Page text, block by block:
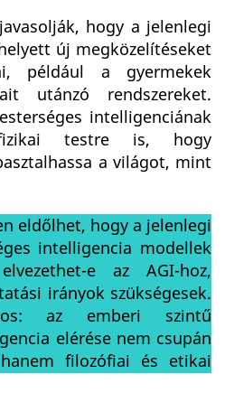
hogy a jelenlegi
új megközelítéseket
például a gyermekek
utánzó rendszereket.
intelligenciának
testre is, hogy
a világot, mint
eldőlhet, hogy a jelenlegi
intelligencia modellek
e az AGI-hoz,
irányok szükségesek.
az emberi szintű
elérése nem csupán
filozófiai és etikai